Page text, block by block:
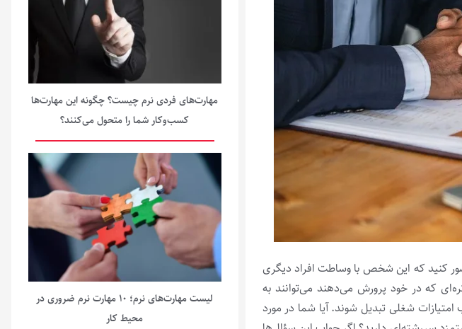
کنید که این شخص با وساطت افراد دیگری
که در خود پرورش می‌دهند می‌توانند به
شغلی تبدیل شوند. آیا شما در مورد
مهارت‌های فردی نرم چیست؟ چگونه این مهارت‌ها
کسب‌وکار شما را متحول می‌کنند؟
لیست مهارت‌های نرم؛ ۱۰ مهارت نرم ضروری در
محیط کار